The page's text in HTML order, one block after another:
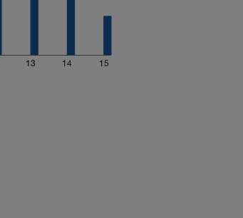
13 14 15